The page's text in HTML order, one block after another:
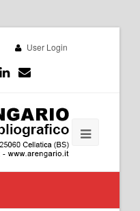
User Login